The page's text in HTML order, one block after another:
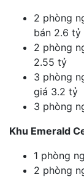
2 phòng
bán 2.6 tỷ
2 phòng
2.55 tỷ
3 phòng
giá 3.2 tỷ
3 phòng
Khu Emerald
1 phòng
2 phòng